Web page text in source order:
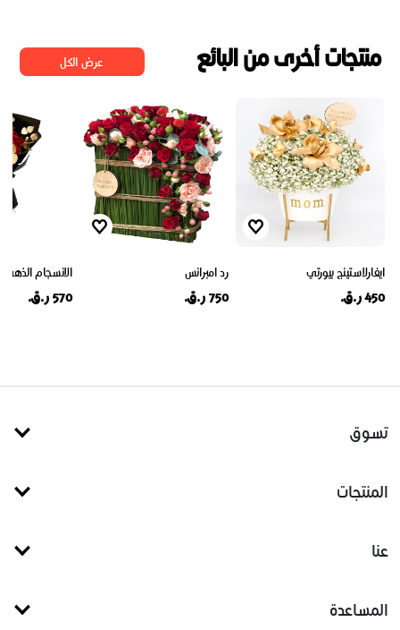
منتجات أخرى من البائع عرض الكل
ايفارلاستينج بيورتي
450 ر.ق.
رد امبرانس
750 ر.ق.
الانسجام الذهبي
570 ر.ق.
تسوق
المنتجات
عنا
المساعدة